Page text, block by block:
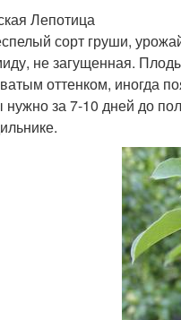
Лепотица
сорт груши,
не загущенная.
оттенком, иногда
за 7-10 дней до